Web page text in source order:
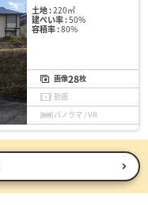
土地 :220㎡
建ぺい率 :50%
容積率 :80%
画像28枚
動画
パノラマ / VR